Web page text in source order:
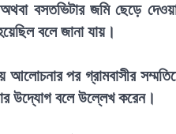
বসতভিটার জমি ছেড়ে
বলে জানা যায়।
আলোচনার পর গ্রামবাসীর
উদ্যোগ বলে উল্লেখ করেন।